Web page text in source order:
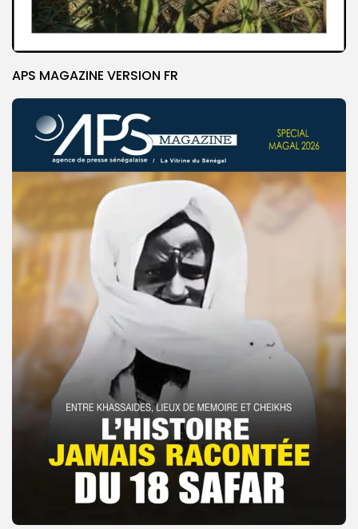
APS MAGAZINE VERSION FR